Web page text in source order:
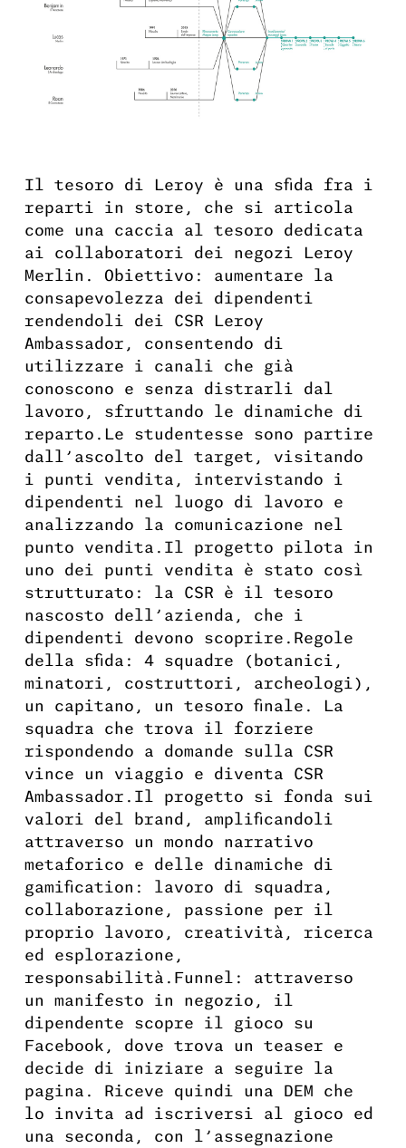
Il tesoro di Leroy è una sfida fra i
reparti in store, che si articola
come una caccia al tesoro dedicata
ai collaboratori dei negozi Leroy
Merlin. Obiettivo: aumentare la
consapevolezza dei dipendenti
rendendoli dei CSR Leroy
Ambassador, consentendo di
utilizzare i canali che già
conoscono e senza distrarli dal
lavoro, sfruttando le dinamiche di
reparto.Le studentesse sono partire
dall’ascolto del target, visitando
i punti vendita, intervistando i
dipendenti nel luogo di lavoro e
analizzando la comunicazione nel
punto vendita.Il progetto pilota in
uno dei punti vendita è stato così
strutturato: la CSR è il tesoro
nascosto dell’azienda, che i
dipendenti devono scoprire.Regole
della sfida: 4 squadre (botanici,
minatori, costruttori, archeologi),
un capitano, un tesoro finale. La
squadra che trova il forziere
rispondendo a domande sulla CSR
vince un viaggio e diventa CSR
Ambassador.Il progetto si fonda sui
valori del brand, amplificandoli
attraverso un mondo narrativo
metaforico e delle dinamiche di
gamification: lavoro di squadra,
collaborazione, passione per il
proprio lavoro, creatività, ricerca
ed esplorazione,
responsabilità.Funnel: attraverso
un manifesto in negozio, il
dipendente scopre il gioco su
Facebook, dove trova un teaser e
decide di iniziare a seguire la
pagina. Riceve quindi una DEM che
lo invita ad iscriversi al gioco ed
una seconda, con l’assegnazione